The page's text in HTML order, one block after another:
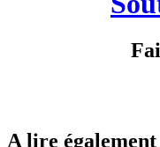
A lire également